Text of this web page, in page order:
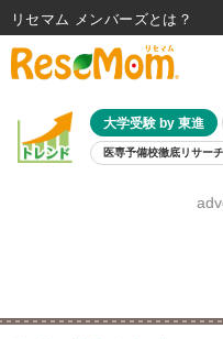
大学受験 by 東進
医専予備校徹底リサーチ
8月開催
リセマム メンバーズ